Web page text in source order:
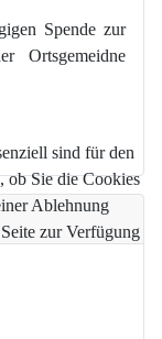
Spende zur
Ortsgemeidne
sind für den
ob Sie die Cookies
Ablehnung
zur Verfügung